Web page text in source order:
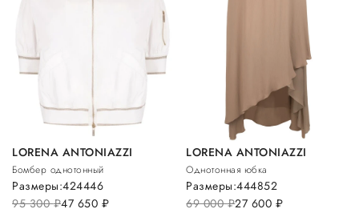
LORENA ANTONIAZZI
Бомбер однотонный
95 300руб.47 650 руб.
Размеры:424446
LORENA ANTONIAZZI
Однотонная юбка
69 000руб.27 600 руб.
Размеры:444852